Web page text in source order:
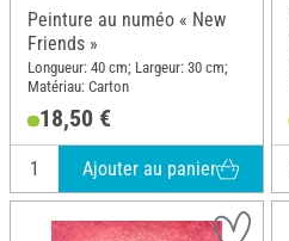
Peinture au numéo « New
Friends »
Longueur: 40 cm; Largeur: 30 cm;
Matériau: Carton
18,50 €
Ajouter au panier